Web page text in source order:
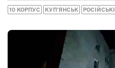
10 КОРПУС КУПʼЯНСЬК